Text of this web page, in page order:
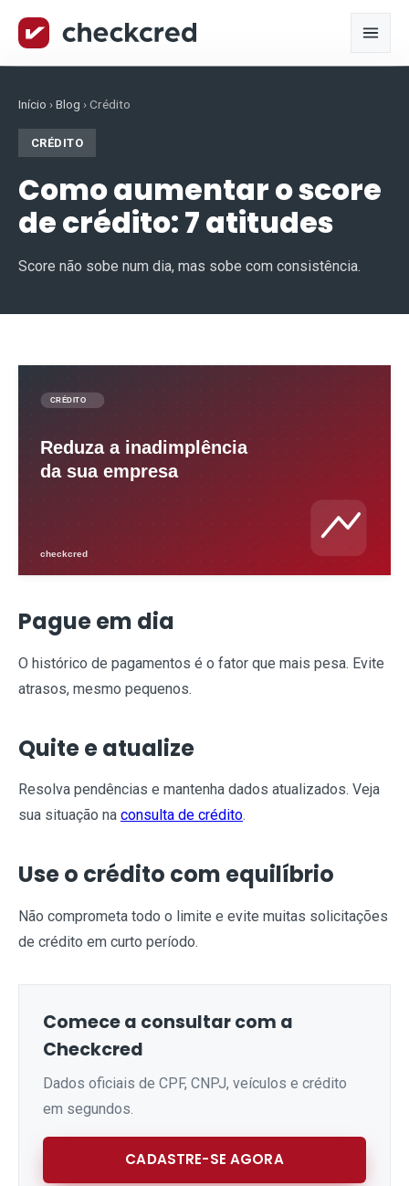
Início ›Blog ›Crédito
CRÉDITO
Como aumentar o score
de crédito: 7 atitudes
Score não sobe num dia, mas sobe com consistência.
Pague em dia
O histórico de pagamentos é o fator que mais pesa. Evite
atrasos, mesmo pequenos.
Quite e atualize
Resolva pendências e mantenha dados atualizados. Veja
sua situação na consulta de crédito.
Use o crédito com equilíbrio
Não comprometa todo o limite e evite muitas solicitações
de crédito em curto período.
Comece a consultar com a
Checkcred
Dados oficiais de CPF, CNPJ, veículos e crédito
em segundos.
CADASTRE-SE AGORA